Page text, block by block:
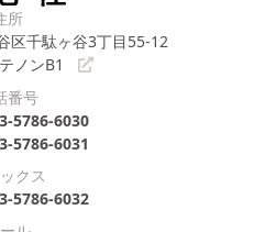
所
区千駄ヶ谷3丁目55-12
ノンB1
番号
5786-6030
5786-6031
クス
5786-6032